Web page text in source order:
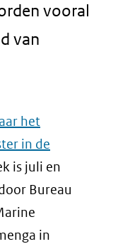
vooral
van
het
in de
is juli en
Bureau
in